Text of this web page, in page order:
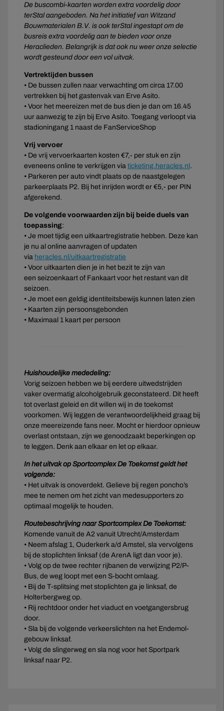
De buscombi-kaarten worden extra voordelig door
terStal aangeboden. Na het initiatief van Witzand
Bouwmaterialen B.V. is ook terStal ingestapt om de
busreis extra voordelig aan te bieden voor onze
Heraclieden. Belangrijk is dat ook nu weer onze selectie
wordt gesteund door een vol uitvak.
Vertrektijden bussen
• De bussen zullen naar verwachting om circa 17.00
vertrekken bij het gastenvak van Erve Asito.
• Voor het meereizen met de bus dien je dan om 16.45
uur aanwezig te zijn bij Erve Asito. Toegang verloopt via
stadioningang 1 naast de FanServiceShop
Vrij vervoer
• De vrij vervoerkaarten kosten €7,- per stuk en zijn
eveneens online te verkrijgen via ticketing.heracles.nl .
• Parkeren per auto vindt plaats op de naastgelegen
parkeerplaats P2. Bij het inrijden wordt er €5,- per PIN
afgerekend.
De volgende voorwaarden zijn bij beide duels van
toepassing:
• Je moet tijdig een uitkaartregistratie hebben. Deze kan
je nu al online aanvragen of updaten
via heracles.nl/uitkaartregistratie
• Voor uitkaarten dien je in het bezit te zijn van
een seizoenkaart of Fankaart voor het restant van dit
seizoen.
• Je moet een geldig identiteitsbewijs kunnen laten zien
• Kaarten zijn persoonsgebonden
• Maximaal 1 kaart per persoon
Huishoudelijke mededeling:
Vorig seizoen hebben we bij eerdere uitwedstrijden
vaker overmatig alcoholgebruik geconstateerd. Dit heeft
tot overlast geleid en dit willen wij in de toekomst
voorkomen. Wij leggen de verantwoordelijkheid graag bij
onze meereizende fans neer. Mocht er hierdoor opnieuw
overlast ontstaan, zijn we genoodzaakt beperkingen op
te leggen. Denk aan elkaar en let op elkaar.
In het uitvak op Sportcomplex De Toekomst geldt het
volgende:
• Het uitvak is onoverdekt. Gelieve bij regen poncho’s
mee te nemen om het zicht van medesupporters zo
optimaal mogelijk te houden.
Routebeschrijving naar Sportcomplex De Toekomst:
Komende vanuit de A2 vanuit Utrecht/Amsterdam
• Neem afslag 1, Ouderkerk a/d Amstel, sla vervolgens
bij de stoplichten linksaf (de ArenA ligt dan voor je).
• Volg op de twee rechter rijbanen de verwijzing P2/P-
Bus, de weg loopt met een S-bocht omlaag.
• Bij de T-splitsing met stoplichten ga je linksaf, de
Holterbergweg op.
• Rij rechtdoor onder het viaduct en voetgangersbrug
door.
• Sla bij de volgende verkeerslichten na het Endemol-
gebouw linksaf.
• Volg de slingerweg en sla nog voor het Sportpark
linksaf naar P2.